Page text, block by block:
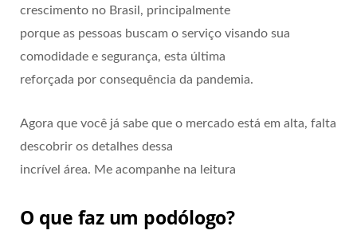
crescimento no Brasil, principalmente
porque as pessoas buscam o serviço visando sua
comodidade e segurança, esta última
reforçada por consequência da pandemia.
Agora que você já sabe que o mercado está em alta, falta
descobrir os detalhes dessa
incrível área. Me acompanhe na leitura
O que faz um podólogo?